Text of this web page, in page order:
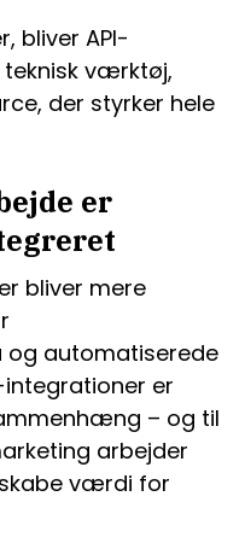
bliver API-
værktøj,
der styrker hele
er
bliver mere
automatiserede
integrationer er
– og til
arbejder
værdi for